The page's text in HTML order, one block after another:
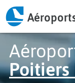
Poitiers